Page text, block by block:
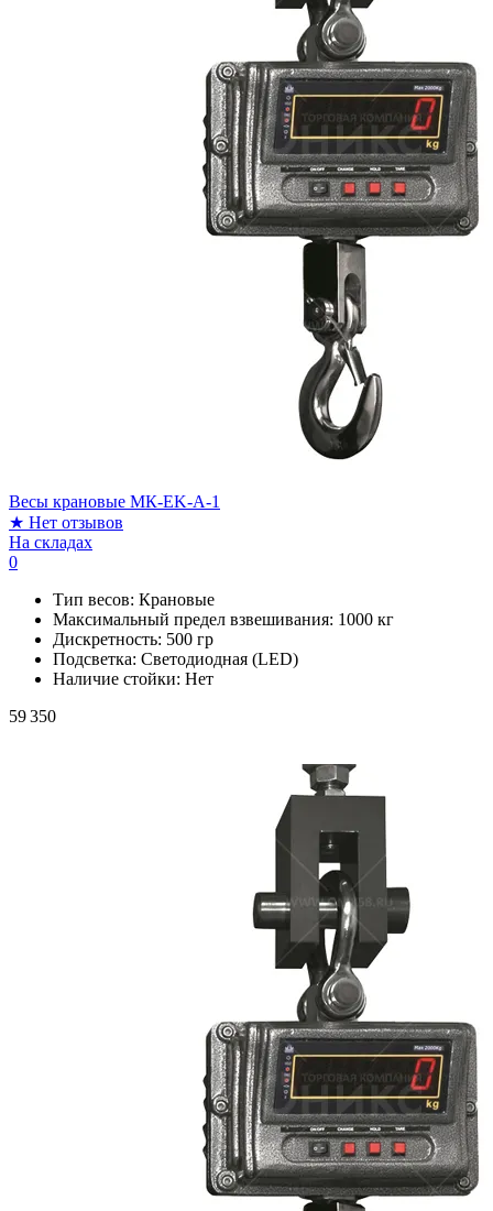
Весы крановые МК-EK-A-1
★ Нет отзывов
На складах
0
Тип весов: Крановые
Максимальный предел взвешивания: 1000 кг
Дискретность: 500 гр
Подсветка: Светодиодная (LED)
Наличие стойки: Нет
59 350